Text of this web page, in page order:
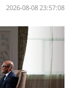
23:57:08 2026-08-08